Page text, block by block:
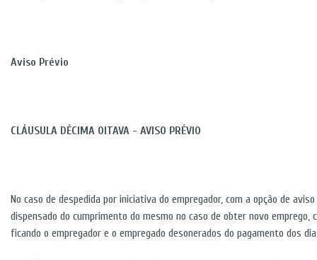
Aviso Prévio
CLÁUSULA DÉCIMA OITAVA - AVISO PRÉVIO
No caso de despedida por iniciativa do empregador, com a opção de
dispensado do cumprimento do mesmo no caso de obter novo emprego,
ficando o empregador e o empregado desonerados do pagamento dos